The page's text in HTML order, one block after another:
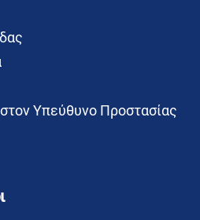
Υπεύθυνο Προστασίας